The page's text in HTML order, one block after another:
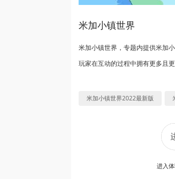
米加小镇世界
米加小镇世界，专题内提供米加
玩家在互动的过程中拥有更多且更
米加小镇世界2022最新版
进入